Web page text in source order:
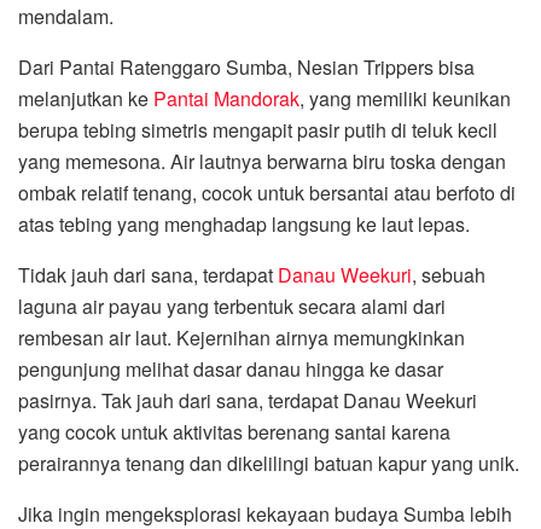
mendalam.
Dari Pantai Ratenggaro Sumba, Nesian Trippers bisa
melanjutkan ke Pantai Mandorak, yang memiliki keunikan
berupa tebing simetris mengapit pasir putih di teluk kecil
yang memesona. Air lautnya berwarna biru toska dengan
ombak relatif tenang, cocok untuk bersantai atau berfoto di
atas tebing yang menghadap langsung ke laut lepas.
Tidak jauh dari sana, terdapat Danau Weekuri, sebuah
laguna air payau yang terbentuk secara alami dari
rembesan air laut. Kejernihan airnya memungkinkan
pengunjung melihat dasar danau hingga ke dasar
pasirnya. Tak jauh dari sana, terdapat Danau Weekuri
yang cocok untuk aktivitas berenang santai karena
perairannya tenang dan dikelilingi batuan kapur yang unik.
Jika ingin mengeksplorasi kekayaan budaya Sumba lebih